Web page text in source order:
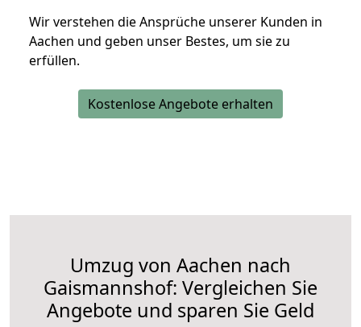
Wir verstehen die Ansprüche unserer Kunden in
Aachen und geben unser Bestes, um sie zu
erfüllen.
Kostenlose Angebote erhalten
Umzug von Aachen nach
Gaismannshof: Vergleichen Sie
Angebote und sparen Sie Geld